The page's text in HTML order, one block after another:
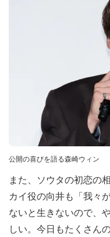
公開の喜びを語る森崎ウィン
また、ソウタの初恋の
カイ役の向井も「我々
ないと生きないので、
しい。今日もたくさん